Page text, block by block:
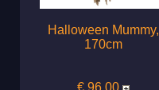
Halloween Mummy,
170cm